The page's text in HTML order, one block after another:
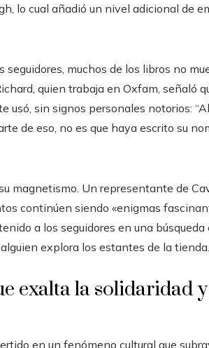
lo cual añadió un nivel adicional de
muchos de los libros no
quien trabaja en Oxfam, señaló
usó, sin signos personales notorios:
de eso, no es que haya escrito su
magnetismo. Un representante de
continúen siendo «enigmas
a los seguidores en una búsqueda
explora los estantes de la tienda.
exalta la solidaridad
en un fenómeno cultural que